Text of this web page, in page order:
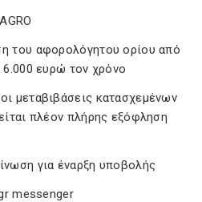
του αφορολόγητου ορίου από
ευρώ τον χρόνο
μεταβιβάσεις κατασχεμένων
πλέον πλήρης εξόφληση
για έναρξη υποβολής
messenger